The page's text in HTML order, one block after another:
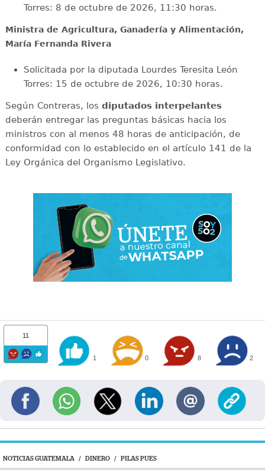
Torres: 8 de octubre de 2026, 11:30 horas.
Ministra de Agricultura, Ganadería y Alimentación,
María Fernanda Rivera
Solicitada por la diputada Lourdes Teresita León
Torres: 15 de octubre de 2026, 10:30 horas.
Según Contreras, los diputados interpelantes
deberán entregar las preguntas básicas hacia los
ministros con al menos 48 horas de anticipación, de
conformidad con lo establecido en el artículo 141 de la
Ley Orgánica del Organismo Legislativo.
11
1 0 8 2
NOTICIAS GUATEMALA / DINERO / PILAS PUES